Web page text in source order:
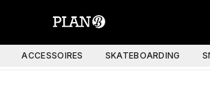
ACCESSOIRES SKATEBOARDING